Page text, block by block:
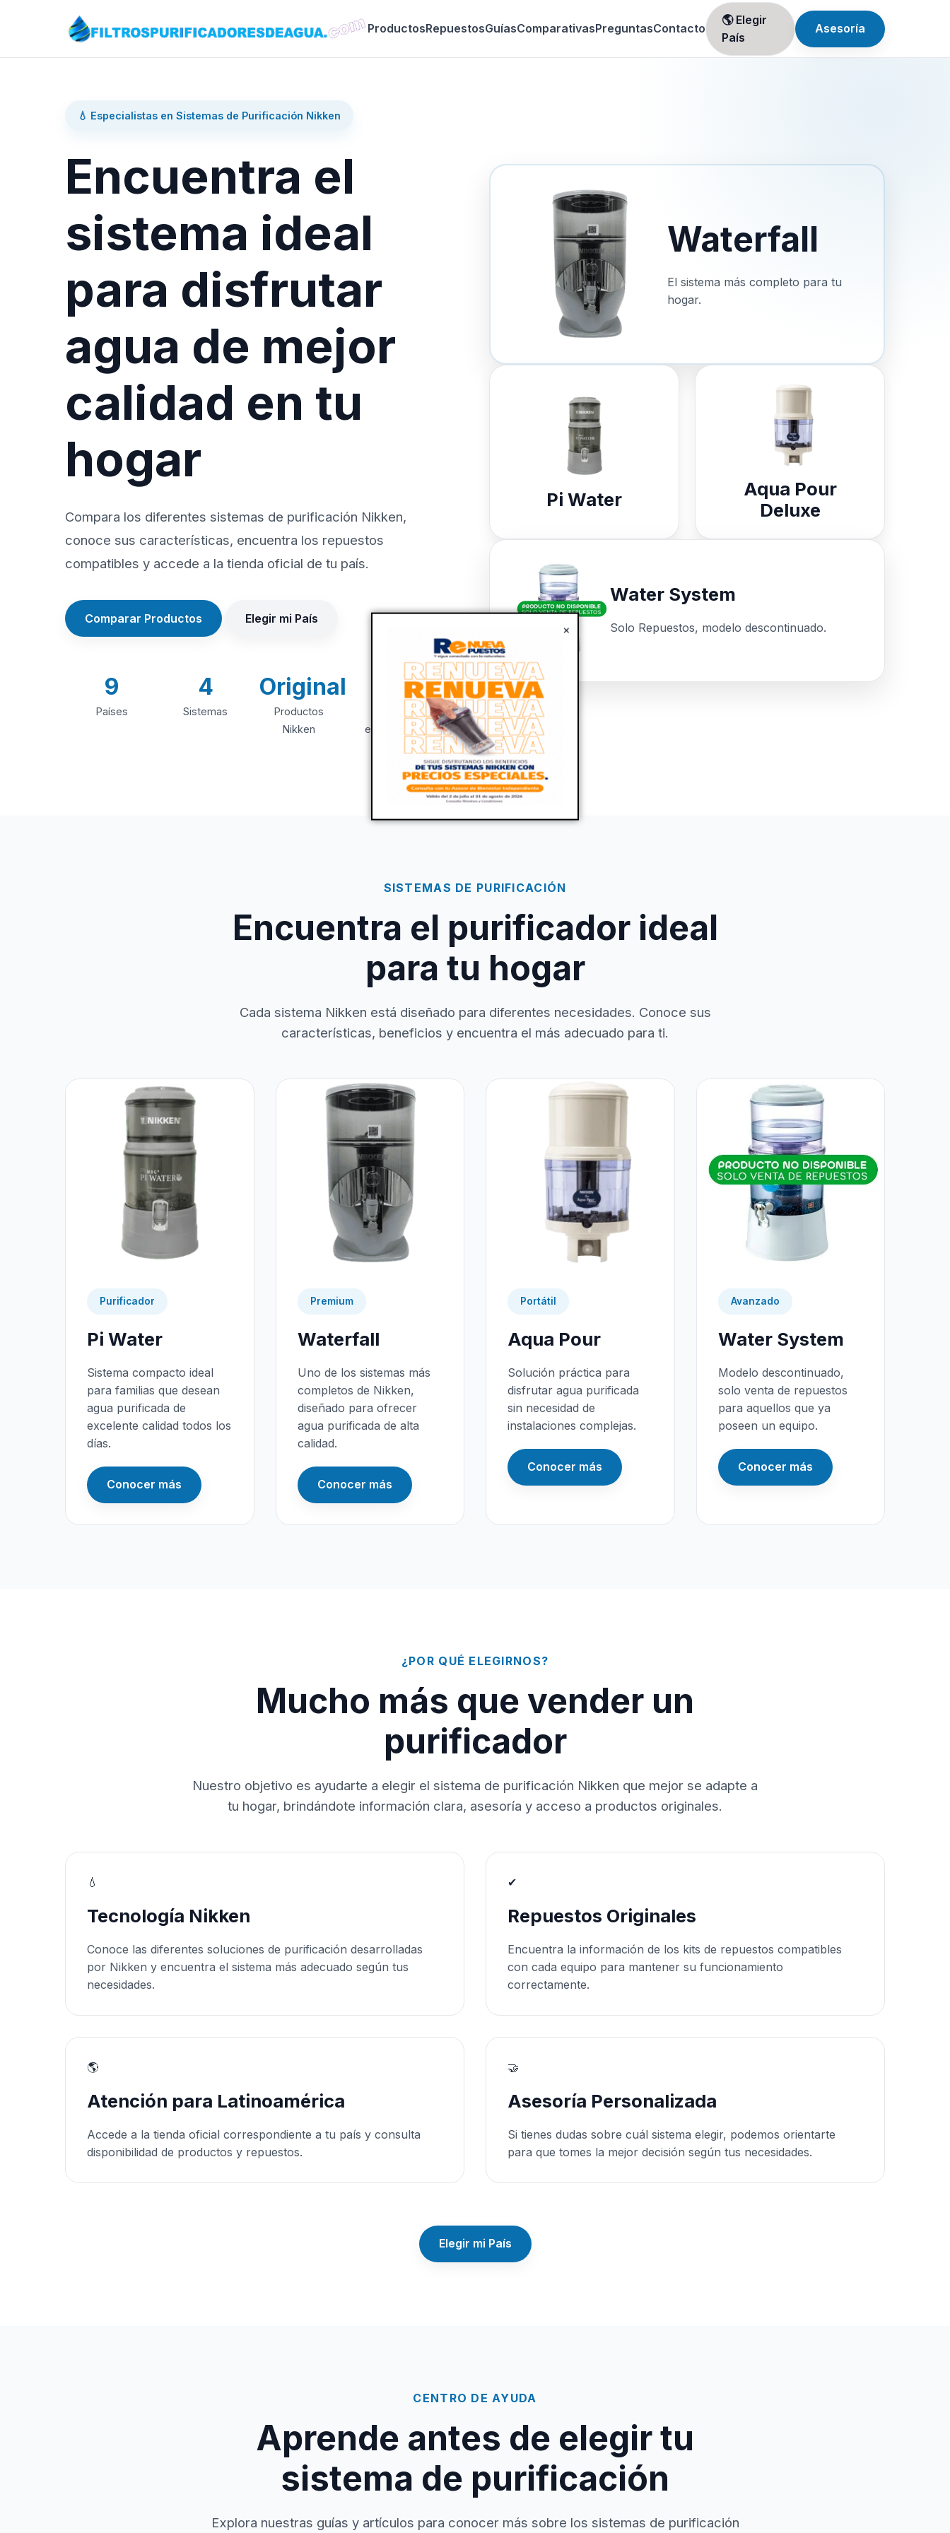
×
ProductosRepuestosGuíasComparativasPreguntasContacto
🌎 Elegir
País
Asesoría
💧 Especialistas en Sistemas de Purificación Nikken
Encuentra el
sistema ideal
para disfrutar
agua de mejor
calidad en tu
hogar
Compara los diferentes sistemas de purificación Nikken,
conoce sus características, encuentra los repuestos
compatibles y accede a la tienda oficial de tu país.
Comparar Productos Elegir mi País
9
Países
4
Sistemas
Original
Productos
Nikken
+20
Años de
experiencia
Waterfall
El sistema más completo para tu
hogar.
Pi Water
Aqua Pour
Deluxe
Water System
Solo Repuestos, modelo descontinuado.
SISTEMAS DE PURIFICACIÓN
Encuentra el purificador ideal
para tu hogar
Cada sistema Nikken está diseñado para diferentes necesidades. Conoce sus
características, beneficios y encuentra el más adecuado para ti.
Purificador
Pi Water
Sistema compacto ideal
para familias que desean
agua purificada de
excelente calidad todos los
días.
Conocer más
Premium
Waterfall
Uno de los sistemas más
completos de Nikken,
diseñado para ofrecer
agua purificada de alta
calidad.
Conocer más
Portátil
Aqua Pour
Solución práctica para
disfrutar agua purificada
sin necesidad de
instalaciones complejas.
Conocer más
Avanzado
Water System
Modelo descontinuado,
solo venta de repuestos
para aquellos que ya
poseen un equipo.
Conocer más
¿POR QUÉ ELEGIRNOS?
Mucho más que vender un
purificador
Nuestro objetivo es ayudarte a elegir el sistema de purificación Nikken que mejor se adapte a
tu hogar, brindándote información clara, asesoría y acceso a productos originales.
💧
Tecnología Nikken
Conoce las diferentes soluciones de purificación desarrolladas
por Nikken y encuentra el sistema más adecuado según tus
necesidades.
✔
Repuestos Originales
Encuentra la información de los kits de repuestos compatibles
con cada equipo para mantener su funcionamiento
correctamente.
🌎
Atención para Latinoamérica
Accede a la tienda oficial correspondiente a tu país y consulta
disponibilidad de productos y repuestos.
🤝
Asesoría Personalizada
Si tienes dudas sobre cuál sistema elegir, podemos orientarte
para que tomes la mejor decisión según tus necesidades.
Elegir mi País
CENTRO DE AYUDA
Aprende antes de elegir tu
sistema de purificación
Explora nuestras guías y artículos para conocer más sobre los sistemas de purificación